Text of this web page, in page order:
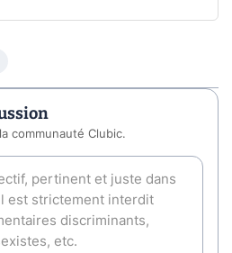
communauté Clubic.